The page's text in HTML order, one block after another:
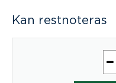
Kan restnoteras